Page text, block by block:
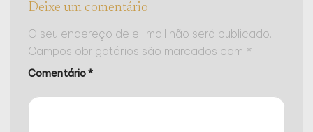
Deixe um comentário
O seu endereço de e-mail não será publicado.
Campos obrigatórios são marcados com *
Comentário*